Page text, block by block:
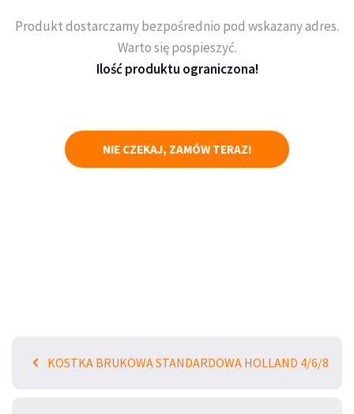
Produkt dostarczamy bezpośrednio pod wskazany adres.
Warto się pospieszyć.
Ilość produktu ograniczona!
NIE CZEKAJ, ZAMÓW TERAZ!
KOSTKA BRUKOWA STANDARDOWA HOLLAND 4/6/8